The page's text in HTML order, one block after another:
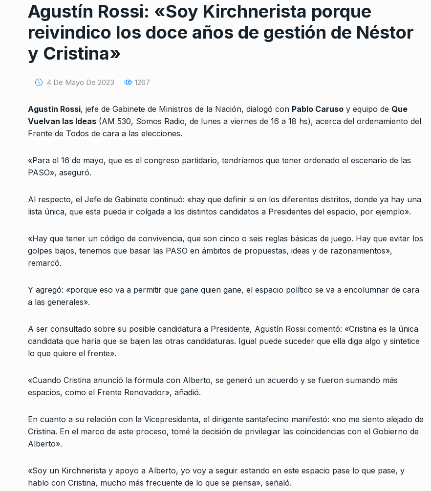
Agustín Rossi: «Soy Kirchnerista porque
reivindico los doce años de gestión de Néstor
y Cristina»
4 De Mayo De 2023 1267
Agustín Rossi, jefe de Gabinete de Ministros de la Nación, dialogó con Pablo Caruso y equipo de Que
Vuelvan las Ideas (AM 530, Somos Radio, de lunes a viernes de 16 a 18 hs), acerca del ordenamiento del
Frente de Todos de cara a las elecciones.
«Para el 16 de mayo, que es el congreso partidario, tendríamos que tener ordenado el escenario de las
PASO», aseguró.
Al respecto, el Jefe de Gabinete continuó: «hay que definir si en los diferentes distritos, donde ya hay una
lista única, que esta pueda ir colgada a los distintos candidatos a Presidentes del espacio, por ejemplo».
«Hay que tener un código de convivencia, que son cinco o seis reglas básicas de juego. Hay que evitar los
golpes bajos, tenemos que basar las PASO en ámbitos de propuestas, ideas y de razonamientos»,
remarcó.
Y agregó: «porque eso va a permitir que gane quien gane, el espacio político se va a encolumnar de cara
a las generales».
A ser consultado sobre su posible candidatura a Presidente, Agustín Rossi comentó: «Cristina es la única
candidata que haría que se bajen las otras candidaturas. Igual puede suceder que ella diga algo y sintetice
lo que quiere el frente».
«Cuando Cristina anunció la fórmula con Alberto, se generó un acuerdo y se fueron sumando más
espacios, como el Frente Renovador», añadió.
En cuanto a su relación con la Vicepresidenta, el dirigente santafecino manifestó: «no me siento alejado de
Cristina. En el marco de este proceso, tomé la decisión de privilegiar las coincidencias con el Gobierno de
Alberto».
«Soy un Kirchnerista y apoyo a Alberto, yo voy a seguir estando en este espacio pase lo que pase, y
hablo con Cristina, mucho más frecuente de lo que se piensa», señaló.
1
Fernando Rosso
SIEMPRE ES HOY
27 De Noviembre De
2024
«Están atacando la universidad
COLUMNAS 7 De Noviembre De 2025
4
propuesta hegemónica?
5
«El martes 31 recibimos un
mensaje anunciando que iban
«Tenemos que avanzar para
ALERTA! 24 De Abril De 2024
7
LA TARDE CON CARLOS POLIMENI
11 De
Noviembre De 2025
ALERTA! 23 De Octubre De 2022
10
“Los pibes libertarios tendrán
que hacer su experiencia”